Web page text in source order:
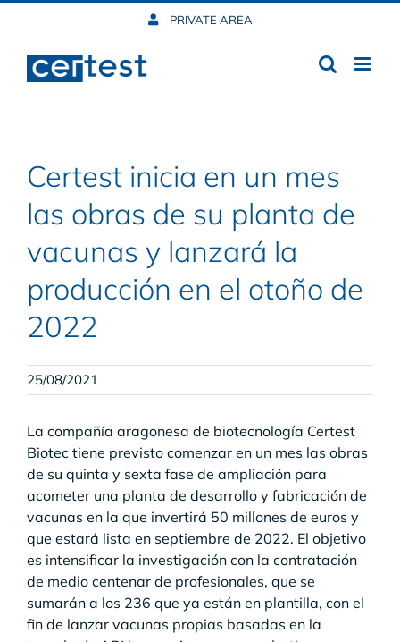
content
PRIVATE AREA
Certest inicia en un mes
las obras de su planta de
vacunas y lanzará la
producción en el otoño de
2022
25/08/2021
La compañía aragonesa de biotecnología Certest
Biotec tiene previsto comenzar en un mes las obras
de su quinta y sexta fase de ampliación para
acometer una planta de desarrollo y fabricación de
vacunas en la que invertirá 50 millones de euros y
que estará lista en septiembre de 2022. El objetivo
es intensificar la investigación con la contratación
de medio centenar de profesionales, que se
sumarán a los 236 que ya están en plantilla, con el
fin de lanzar vacunas propias basadas en la